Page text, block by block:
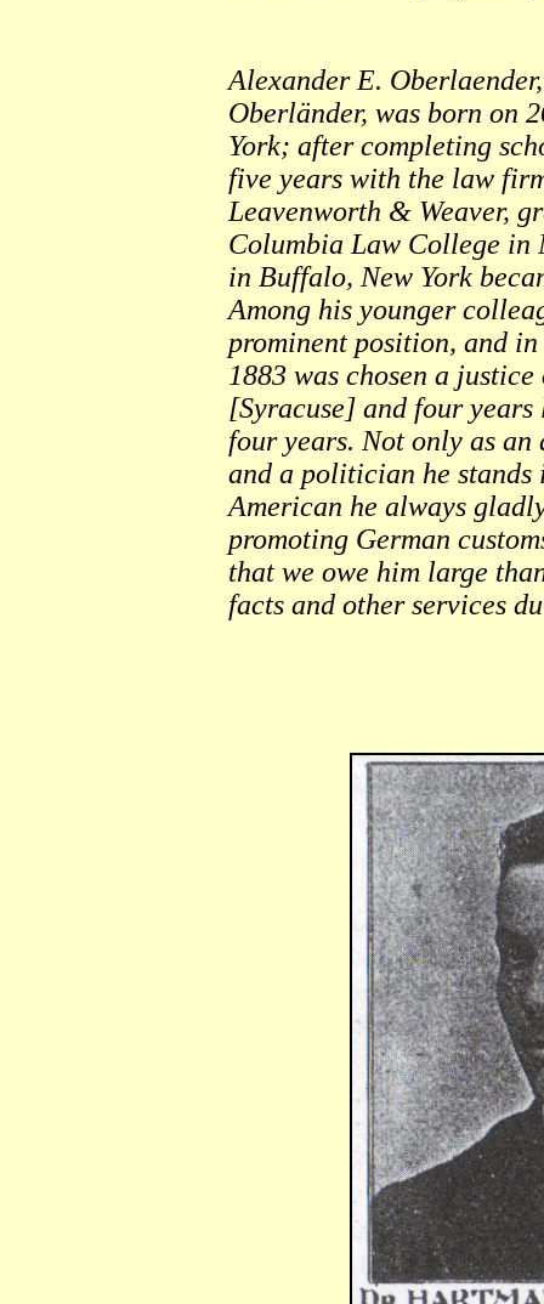
Alexander E.
Oberländer, was born on
York; after completing
five years with the law
Leavenworth & Weaver,
Columbia Law College in
in Buffalo, New York
Among his younger
prominent position, and
1883 was chosen a
[Syracuse] and four
four years. Not only as
and a politician he stands
American he always
promoting German
that we owe him large
facts and other services